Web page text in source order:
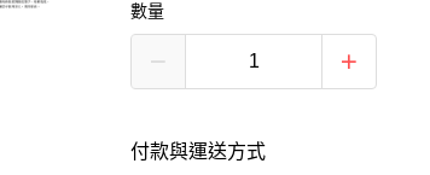
數量
付款與運送方式